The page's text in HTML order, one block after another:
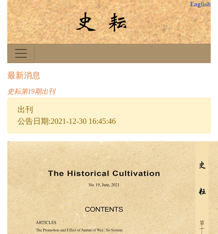
English
最新消息
史耘第19期出刊
出刊
公告日期:2021-12-30 16:45:46